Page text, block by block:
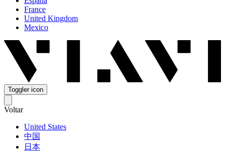
France
United Kingdom
Mexico
Toggler icon
Voltar
United States
中国
日本